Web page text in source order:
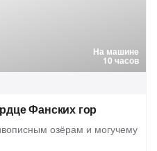
На машине
10 часов
Фанских гор
озёрам и могучему